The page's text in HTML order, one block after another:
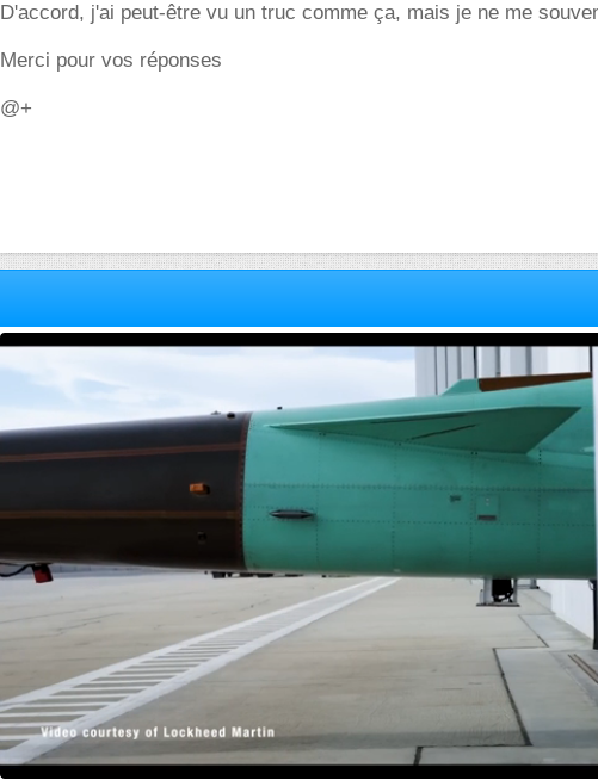
D'accord, j'ai peut-être vu un truc comme ça, mais je ne me
Merci pour vos réponses
@+